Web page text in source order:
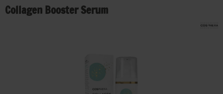
Collagen Booster Serum